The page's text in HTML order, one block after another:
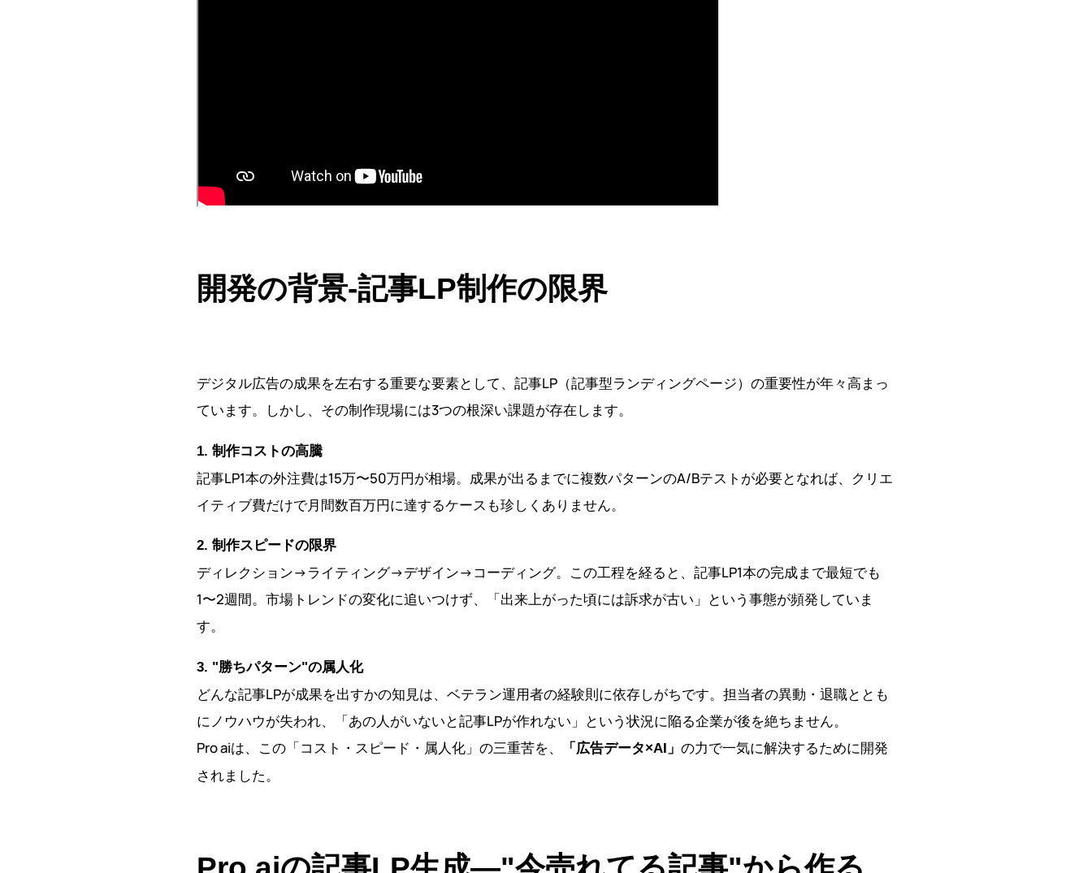
開発の背景-記事LP制作の限界
デジタル広告の成果を左右する重要な要素として、記事LP（記事型ランディングページ）の重要性が年々高まっ
ています。しかし、その制作現場には3つの根深い課題が存在します。
1. 制作コストの高騰
記事LP1本の外注費は15万〜50万円が相場。成果が出るまでに複数パターンのA/Bテストが必要となれば、クリエ
イティブ費だけで月間数百万円に達するケースも珍しくありません。
2. 制作スピードの限界
ディレクション→ライティング→デザイン→コーディング。この工程を経ると、記事LP1本の完成まで最短でも
1〜2週間。市場トレンドの変化に追いつけず、「出来上がった頃には訴求が古い」という事態が頻発していま
す。
3. "勝ちパターン"の属人化
どんな記事LPが成果を出すかの知見は、ベテラン運用者の経験則に依存しがちです。担当者の異動・退職ととも
にノウハウが失われ、「あの人がいないと記事LPが作れない」という状況に陥る企業が後を絶ちません。
Pro aiは、この「コスト・スピード・属人化」の三重苦を、
「広告データ×AI」 の力で一気に解決するために開発
されました。